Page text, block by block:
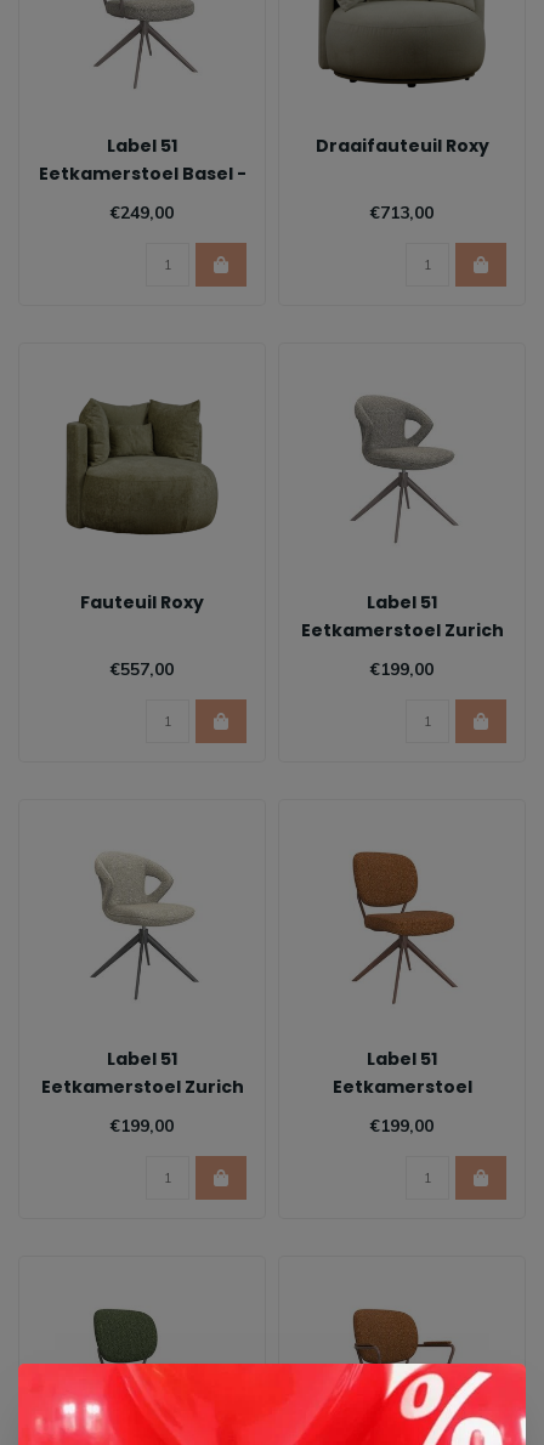
Label 51
Eetkamerstoel Basel -
Mushroom
€249,00
Draaifauteuil Roxy
€713,00
Fauteuil Roxy
€557,00
Label 51
Eetkamerstoel Zurich
- Mushroom
€199,00
Label 51
Eetkamerstoel Zurich
- Naturel | Zwart
€199,00
Label 51
Eetkamerstoel
Geneva - Coral
€199,00